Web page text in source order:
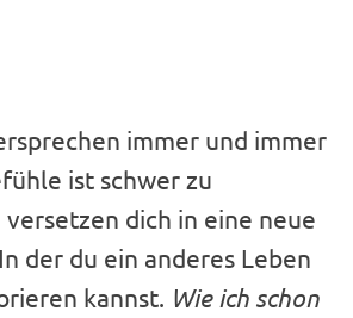
immer und immer
ist schwer zu
dich in eine neue
der du ein anderes Leben
kannst. Wie ich schon